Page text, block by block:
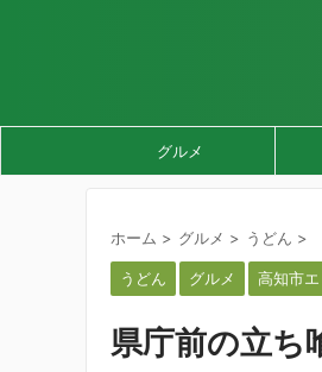
グルメ
ホーム > グルメ > うどん >
うどん グルメ 高知市
県庁前の立ち